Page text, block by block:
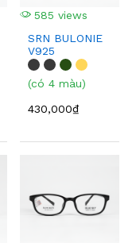
585 views
SRN BULONIE
V925
(có 4 màu)
430,000₫